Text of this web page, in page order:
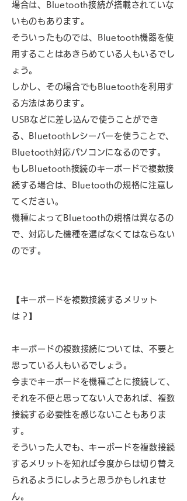
場合は、Bluetooth接続が搭載されていな
いものもあります。
そういったものでは、Bluetooth機器を使
用することはあきらめている人もいるでし
ょう。
しかし、その場合でもBluetoothを利用す
る方法はあります。
USBなどに差し込んで使うことができ
る、Bluetoothレシーバーを使うことで、
Bluetooth対応パソコンになるのです。
もしBluetooth接続のキーボードで複数接
続する場合は、Bluetoothの規格に注意し
てください。
機種によってBluetoothの規格は異なるの
で、対応した機種を選ばなくてはならない
のです。
【キーボードを複数接続するメリット
は？】
キーボードの複数接続については、不要と
思っている人もいるでしょう。
今までキーボードを機種ごとに接続して、
それを不便と思ってない人であれば、複数
接続する必要性を感じないこともありま
す。
そういった人でも、キーボードを複数接続
するメリットを知れば今度からは切り替え
られるようにしようと思うかもしれませ
ん。